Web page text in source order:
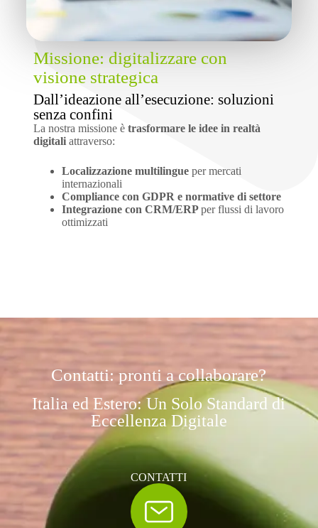
Missione: digitalizzare con
visione strategica
Dall’ideazione all’esecuzione: soluzioni
senza confini
La nostra missione è trasformare le idee in realtà
digitaliattraverso:
Localizzazione multilingue per mercati
internazionali
Compliance con GDPR e normative di settore
Integrazione con CRM/ERPper flussi di lavoro
ottimizzati
Contatti: pronti a collaborare?
Italia ed Estero: Un Solo Standard di
Eccellenza Digitale
CONTATTI